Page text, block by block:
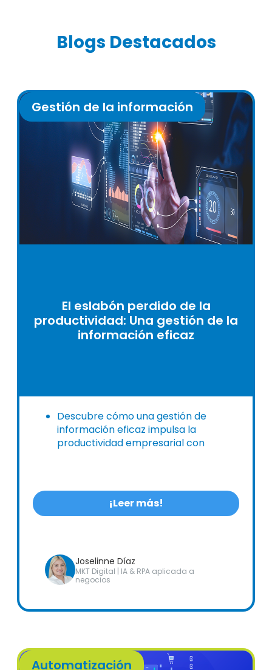
Blogs Destacados
Gestión de la información
El eslabón perdido de la
productividad: Una gestión de la
información eficaz
Descubre cómo una gestión de
información eficaz impulsa la
productividad empresarial con
¡Leer más!
Joselinne Díaz
MKT Digital | IA & RPA aplicada a
negocios
Automatización